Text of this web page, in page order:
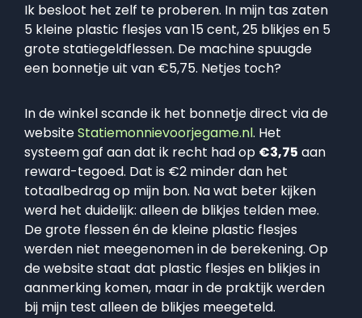
Ik besloot het zelf te proberen. In mijn tas zaten
5 kleine plastic flesjes van 15 cent, 25 blikjes en 5
grote statiegeldflessen. De machine spuugde
een bonnetje uit van €5,75. Netjes toch?
In de winkel scande ik het bonnetje direct via de
websiteStatiemonnievoorjegame.nl. Het
systeem gaf aan dat ik recht had op €3,75 aan
reward-tegoed. Dat is €2 minder dan het
totaalbedrag op mijn bon. Na wat beter kijken
werd het duidelijk: alleen de blikjes telden mee.
De grote flessen én de kleine plastic flesjes
werden niet meegenomen in de berekening. Op
de website staat dat plastic flesjes en blikjes in
aanmerking komen, maar in de praktijk werden
bij mijn test alleen de blikjes meegeteld.